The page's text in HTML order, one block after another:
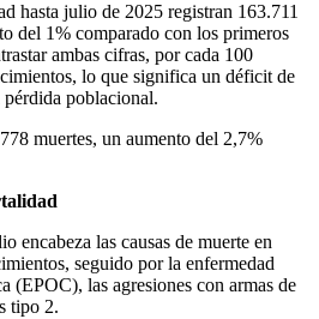
hasta julio de 2025 registran 163.711
del 1% comparado con los primeros
ambas cifras, por cada 100
lo que significa un déficit de
pérdida poblacional.
muertes, un aumento del 2,7%
encabeza las causas de muerte en
seguido por la enfermedad
(EPOC), las agresiones con armas de
tipo 2.